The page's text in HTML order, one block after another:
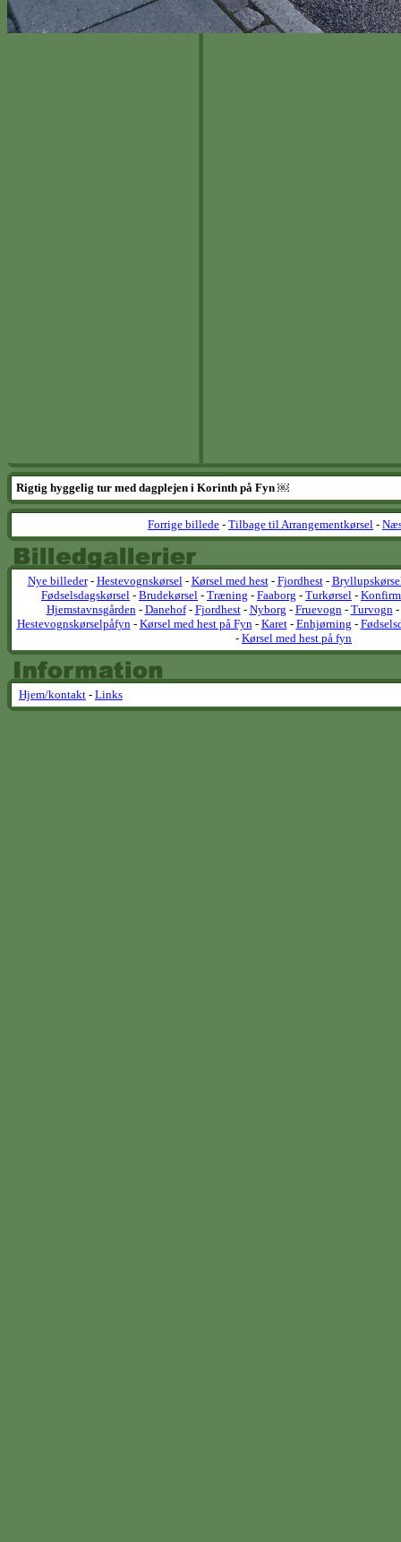
Rigtig hyggelig tur med dagplejen i Korinth på Fyn ￼
Forrige billede - Tilbage til Arrangementkørsel -
Nye billeder- Hestevognskørsel- Kørsel med hest- Fjordhest-
Fødselsdagskørsel - Brudekørsel - Træning - Faaborg - Turkørsel -
Hjemstavnsgården- Danehof- Fjordhest- Nyborg - Fruevogn- Turvogn-
Hestevognskørselpåfyn- Kørsel med hest på Fyn- Karet- Enhjørning -
- Kørsel med hest på fyn
Hjem/kontakt - Links